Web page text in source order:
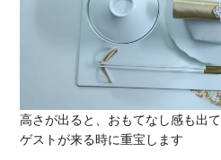
高さが出ると、おもてなし感も出て
ゲストが来る時に重宝します